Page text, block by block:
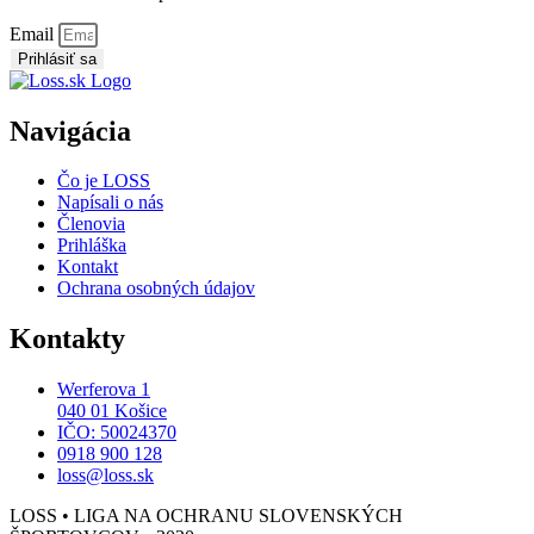
Email
Prihlásiť sa
Navigácia
Čo je LOSS
Napísali o nás
Členovia
Prihláška
Kontakt
Ochrana osobných údajov
Kontakty
Werferova 1
040 01 Košice
IČO: 50024370
0918 900 128
loss@loss.sk
LOSS • LIGA NA OCHRANU SLOVENSKÝCH